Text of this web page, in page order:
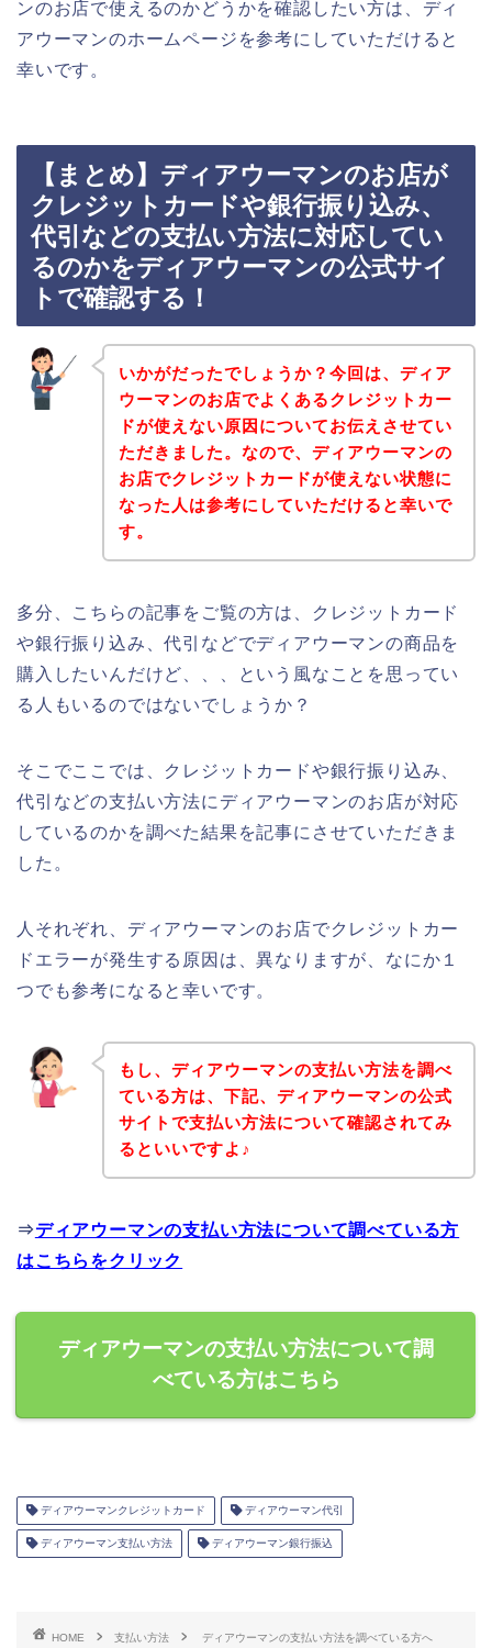
ンのお店で使えるのかどうかを確認したい方は、ディ
アウーマンのホームページを参考にしていただけると
幸いです。
【まとめ】ディアウーマンのお店が
クレジットカードや銀行振り込み、
代引などの支払い方法に対応してい
るのかをディアウーマンの公式サイ
トで確認する！
いかがだったでしょうか？今回は、ディア
ウーマンのお店でよくあるクレジットカー
ドが使えない原因についてお伝えさせてい
ただきました。なので、ディアウーマンの
お店でクレジットカードが使えない状態に
なった人は参考にしていただけると幸いで
す。
多分、こちらの記事をご覧の方は、クレジットカード
や銀行振り込み、代引などでディアウーマンの商品を
購入したいんだけど、、、という風なことを思ってい
る人もいるのではないでしょうか？
そこでここでは、クレジットカードや銀行振り込み、
代引などの支払い方法にディアウーマンのお店が対応
しているのかを調べた結果を記事にさせていただきま
した。
人それぞれ、ディアウーマンのお店でクレジットカー
ドエラーが発生する原因は、異なりますが、なにか１
つでも参考になると幸いです。
もし、ディアウーマンの支払い方法を調べ
ている方は、下記、ディアウーマンの公式
サイトで支払い方法について確認されてみ
るといいですよ♪
⇒ディアウーマンの支払い方法について調べている方
はこちらをクリック
ディアウーマンの支払い方法について調
べている方はこちら
ディアウーマンクレジットカード ディアウーマン代引
ディアウーマン支払い方法 ディアウーマン銀行振込
HOME 支払い方法 ディアウーマンの支払い方法を調べている方へ